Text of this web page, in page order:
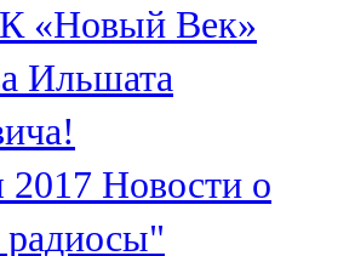
«Новый Век»
Ильшата
2017 Новости о
радиосы"